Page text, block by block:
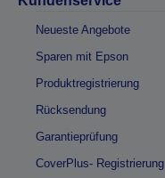
Neueste Angebote
Sparen mit Epson
Produktregistrierung
Rücksendung
Garantieprüfung
CoverPlus- Registrierung